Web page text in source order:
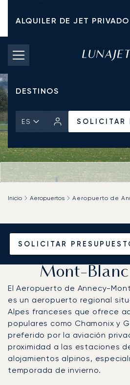
ALQUILER DE JET PRIVADO
TARIFAS DE CHÁRTER
JETS PRIVADOS
DESTINOS
ES SOLICITAR
SOLICITAR
Inicio Aeropuertos Aeropuerto de
Vuele en Jet
Aeropuerto
Mont-
El Aeropuerto de Annecy-
es un aeropuerto regional
Alpes franceses que ofrece
populares como Chamonix y
preferido por la aviación
proximidad a las estaciones
alojamientos alpinos,
temporada de invierno.